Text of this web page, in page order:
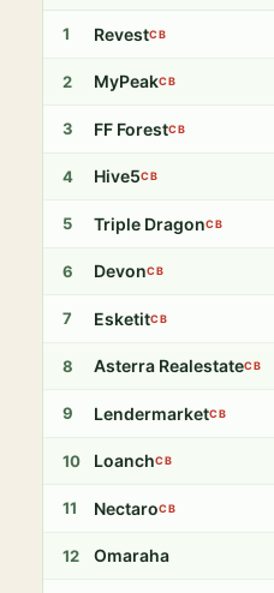
1 RevestCB
2 MyPeakCB
3 FF ForestCB
4 Hive5CB
5 Triple DragonCB
6 DevonCB
7 EsketitCB
8 Asterra RealestateCB
9 LendermarketCB
10 LoanchCB
11 NectaroCB
12 Omaraha